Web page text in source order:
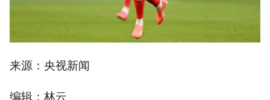
来源：央视新闻
编辑：林云